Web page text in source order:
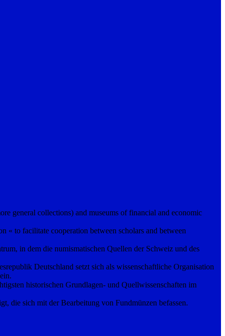
general collections) and museums of financial and economic
to facilitate cooperation between scholars and between
in dem die numismatischen Quellen der Schweiz und des
Deutschland setzt sich als wissenschaftliche Organisation
historischen Grundlagen- und Quellwissenschaften im
die sich mit der Bearbeitung von Fundmünzen befassen.